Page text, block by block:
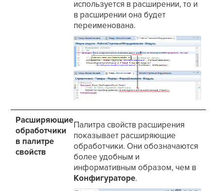
используется в расширении, то и
в расширении она будет
переименована.
Расширяющие
обработчики
в палитре
свойств
Палитра свойств расширения
показывает расширяющие
обработчики. Они обозначаются
более удобным и
информативным образом, чем в
Конфигураторе.